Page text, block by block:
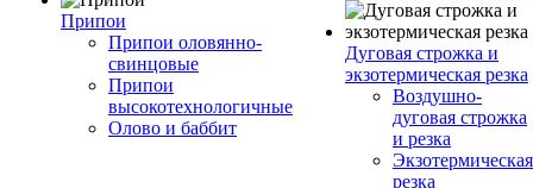
Припои
Припои оловянно-
свинцовые
Припои
высокотехнологичные
Олово и баббит
Дуговая строжка и
экзотермическая резка
Воздушно-
дуговая строжка
и резка
Экзотермическая
резка